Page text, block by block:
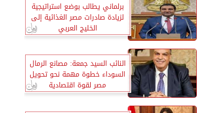
برلماني يطالب بوضع استراتيجية
لزيادة صادرات مصر الغذائية إلى
الخليج العربي
النائب السيد جمعة: مصانع الرمال
السوداء خطوة مهمة نحو تحويل
مصر لقوة اقتصادية